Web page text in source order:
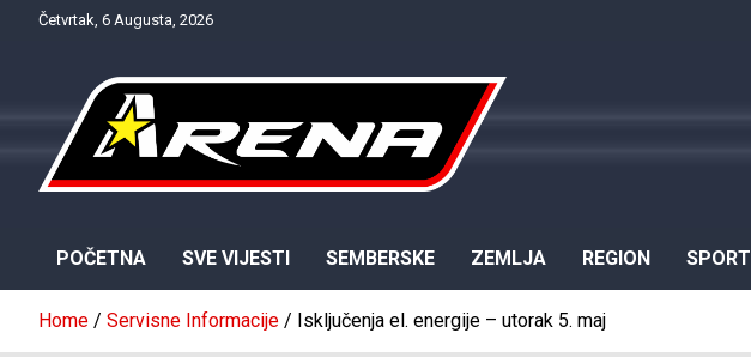
Četvrtak, 6 Augusta, 2026
POČETNA SVE VIJESTI SEMBERSKE ZEMLJA REGION SPORT
Home Servisne Informacije Isključenja el. energije – utorak 5. maj